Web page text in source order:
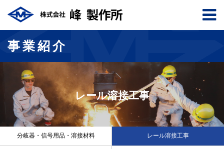
事業紹介
レール溶接工事
分岐器・ 信号用品・ 溶接材料 レール溶接工事